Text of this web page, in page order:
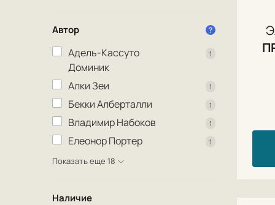
Автор
Адель-Кассуто
Доминик
1
Алки Зеи 1
Бекки Алберталли 1
Владимир Набоков 1
Елеонор Портер 1
Показать еще 18
Наличие